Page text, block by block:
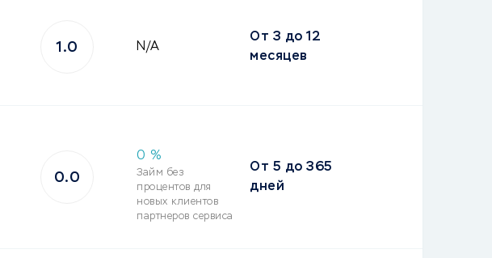
1.0 N/A
От 3 до 12
месяцев
0.0
0 %
Займ без
процентов для
новых клиентов
партнеров сервиса
От 5 до 365
дней